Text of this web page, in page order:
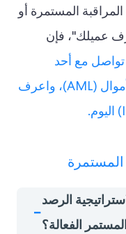
المستمرة أو
عميلك"، فإن
تواصل مع أحد
المتخصصين في مكافحة غسيل الأموال (AML)، واعرف
المستمرة
الرصد
المستمر الفعالة؟